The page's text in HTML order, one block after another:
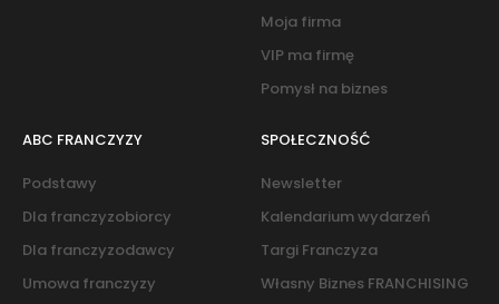
Moja firma
VIP ma firmę
Pomysł na biznes
ABC FRANCZYZY
Podstawy
Dla franczyzobiorcy
Dla franczyzodawcy
Umowa franczyzy
SPOŁECZNOŚĆ
Newsletter
Kalendarium wydarzeń
Targi Franczyza
Własny Biznes FRANCHISING